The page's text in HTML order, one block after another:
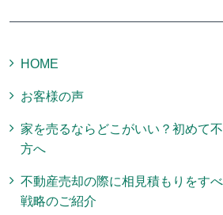
HOME
お客様の声
家を売るならどこがいい？初めて
方へ
不動産売却の際に相見積もりをす
戦略のご紹介